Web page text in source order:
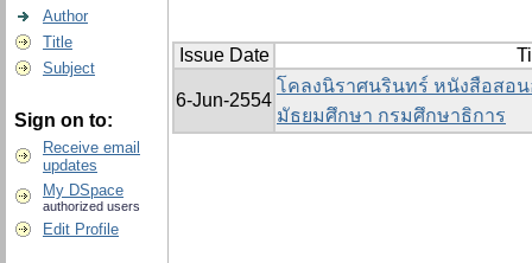
Author
Title
Subject
Sign on to:
Receive email
updates
My DSpace
authorized users
Edit Profile
Issue Date
6-Jun-2554
โคลงนิราศนรินทร์ หนังสือสอ
มัธยมศึกษา กรมศึกษาธิการ